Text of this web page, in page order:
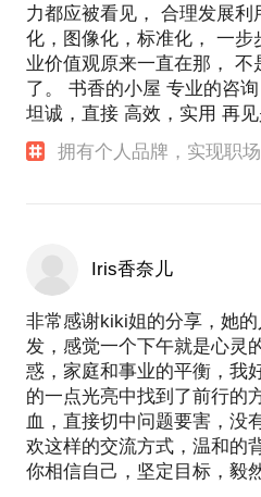
力都应被看见， 合理发展
化，图像化，标准化， 一步
业价值观原来一直在那， 不
了。 书香的小屋 专业的咨
坦诚，直接 高效，实用 再见
拥有个人品牌，实现职
Iris香奈儿
非常感谢kiki姐的分享，她
发，感觉一个下午就是心灵
惑，家庭和事业的平衡，我
的一点光亮中找到了前行的
血，直接切中问题要害，没
欢这样的交流方式，温和的
你相信自己，坚定目标，毅